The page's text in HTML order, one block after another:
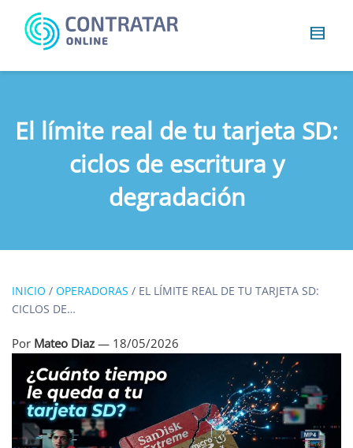
Busca
El límite real de tu tarjeta SD:
ciclos de escritura y
degradación
INICIO / OPERADORAS / EL LÍMITE REAL DE TU TARJETA SD:
CICLOS DE…
Por Mateo Diaz — 18/05/2026